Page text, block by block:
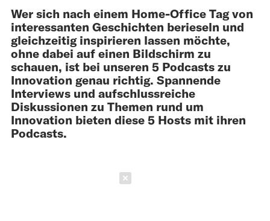
Wer sich nach einem Home-Office Tag von
interessanten Geschichten berieseln und
gleichzeitig inspirieren lassen möchte,
ohne dabei auf einen Bildschirm zu
schauen, ist bei unseren 5 Podcasts zu
Innovation genau richtig. Spannende
Interviews und aufschlussreiche
Diskussionen zu Themen rund um
Innovation bieten diese 5 Hosts mit ihren
Podcasts.